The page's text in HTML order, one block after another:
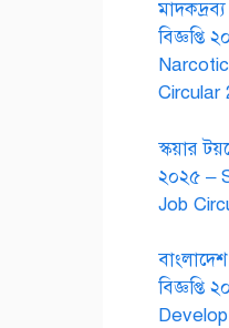
Circular
স্কয়ার
২০২৫ –
Job